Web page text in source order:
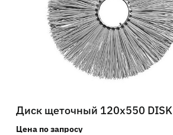
Диск щеточный 120х550
Цена по запросу